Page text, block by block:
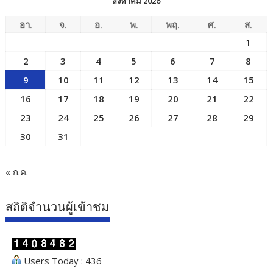
อา. จ. อ. พ. พฤ. ศ.
ส.
1
2
3 4 5 6 7
8
9
10 11 12 13 14
15
16
17 18 19 20 21
22
23
24 25 26 27 28
29
30
31
« ก.ค.
สถิติจำนวนผู้เข้าชม
Users Today : 436